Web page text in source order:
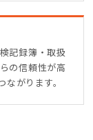
記録簿・取扱
の信頼性が高
がります。